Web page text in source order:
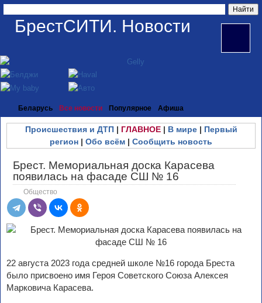
БрестСИТИ. Новости
Беларусь Все новости Популярное Афиша
Происшествия и ДТП| ГЛАВНОЕ| В мире| Первый
регион | Обо всём | Сообщить новость
Брест. Мемориальная доска Карасева
появилась на фасаде СШ № 16
Общество
22 августа 2023 года средней школе №16 города Бреста
было присвоено имя Героя Советского Союза Алексея
Марковича Карасева.